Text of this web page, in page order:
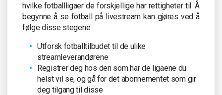
hvilke fotballligaer de forskjellige har rettigheter til. Å
begynne å se fotball på livestream kan gjøres ved å
følge disse stegene:
Utforsk fotballtilbudet til de ulike
streamleverandørene
Registrer deg hos den som har de ligaene du
helst vil se, og gå for det abonnementet som gir
deg tilgang til disse